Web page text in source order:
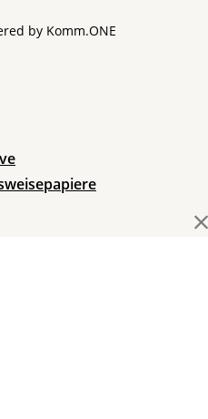
by Komm.ONE